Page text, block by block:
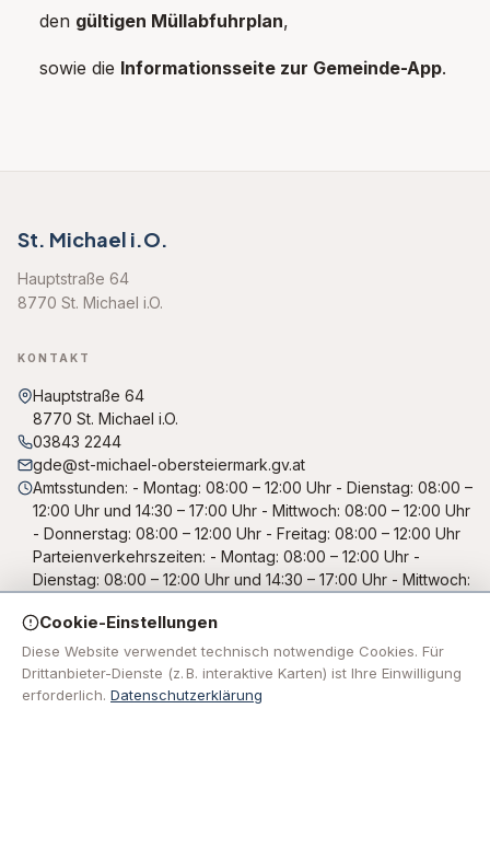
den gültigen Müllabfuhrplan,
sowie die Informationsseite zur Gemeinde-App.
St. Michael i.O.
Hauptstraße 64
8770 St. Michael i.O.
KONTAKT
Hauptstraße 64
8770 St. Michael i.O.
03843 2244
gde@st-michael-obersteiermark.gv.at
Amtsstunden: - Montag: 08:00 – 12:00 Uhr - Dienstag: 08:00 –
12:00 Uhr und 14:30 – 17:00 Uhr - Mittwoch: 08:00 – 12:00 Uhr
- Donnerstag: 08:00 – 12:00 Uhr - Freitag: 08:00 – 12:00 Uhr
Parteienverkehrszeiten: - Montag: 08:00 – 12:00 Uhr -
Dienstag: 08:00 – 12:00 Uhr und 14:30 – 17:00 Uhr - Mittwoch:
08:00 – 12:00 Uhr - Freitag: 08:00 – 12:00 Uhr
NAVIGATION
Cookie-Einstellungen
Diese Website verwendet technisch notwendige Cookies. Für
Drittanbieter-Dienste (z. B. interaktive Karten) ist Ihre Einwilligung
erforderlich. Datenschutzerklärung